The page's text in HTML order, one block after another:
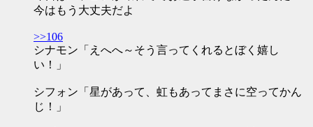
今はもう大丈夫だよ
>>106
シナモン「えへへ～そう言ってくれるとぼく嬉し
い！」
シフォン「星があって、虹もあってまさに空ってかん
じ！」